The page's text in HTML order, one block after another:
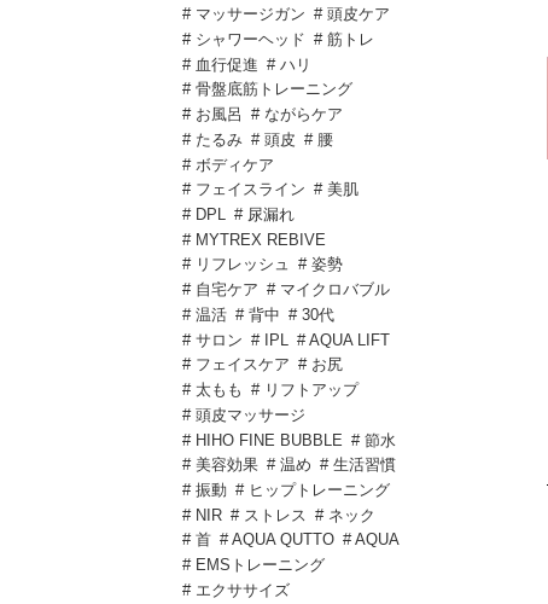
# マッサージガン # 頭皮ケア
# シャワーヘッド # 筋トレ
# 血行促進 # ハリ
# 骨盤底筋トレーニング
# お風呂
# ながらケア
# たるみ # 頭皮 # 腰
# ボディケア
# フェイスライン # 美肌
# DPL # 尿漏れ
# MYTREX REBIVE
# リフレッシュ
# 姿勢
# 自宅ケア # マイクロバブル
# 温活 # 背中 # 30代
# サロン # IPL
# AQUA LIFT
# フェイスケア # お尻
# 太もも
# リフトアップ
# 頭皮マッサージ
# HIHO FINE BUBBLE # 節水
# 美容効果 # 温め # 生活習慣
# 振動 # ヒップトレーニング
# NIR # ストレス # ネック
# 首 # AQUA QUTTO # AQUA
# EMSトレーニング
# エクササイズ